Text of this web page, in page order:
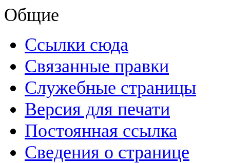
Общие
Ссылки сюда
Связанные правки
Служебные страницы
Версия для печати
Постоянная ссылка
Сведения о странице